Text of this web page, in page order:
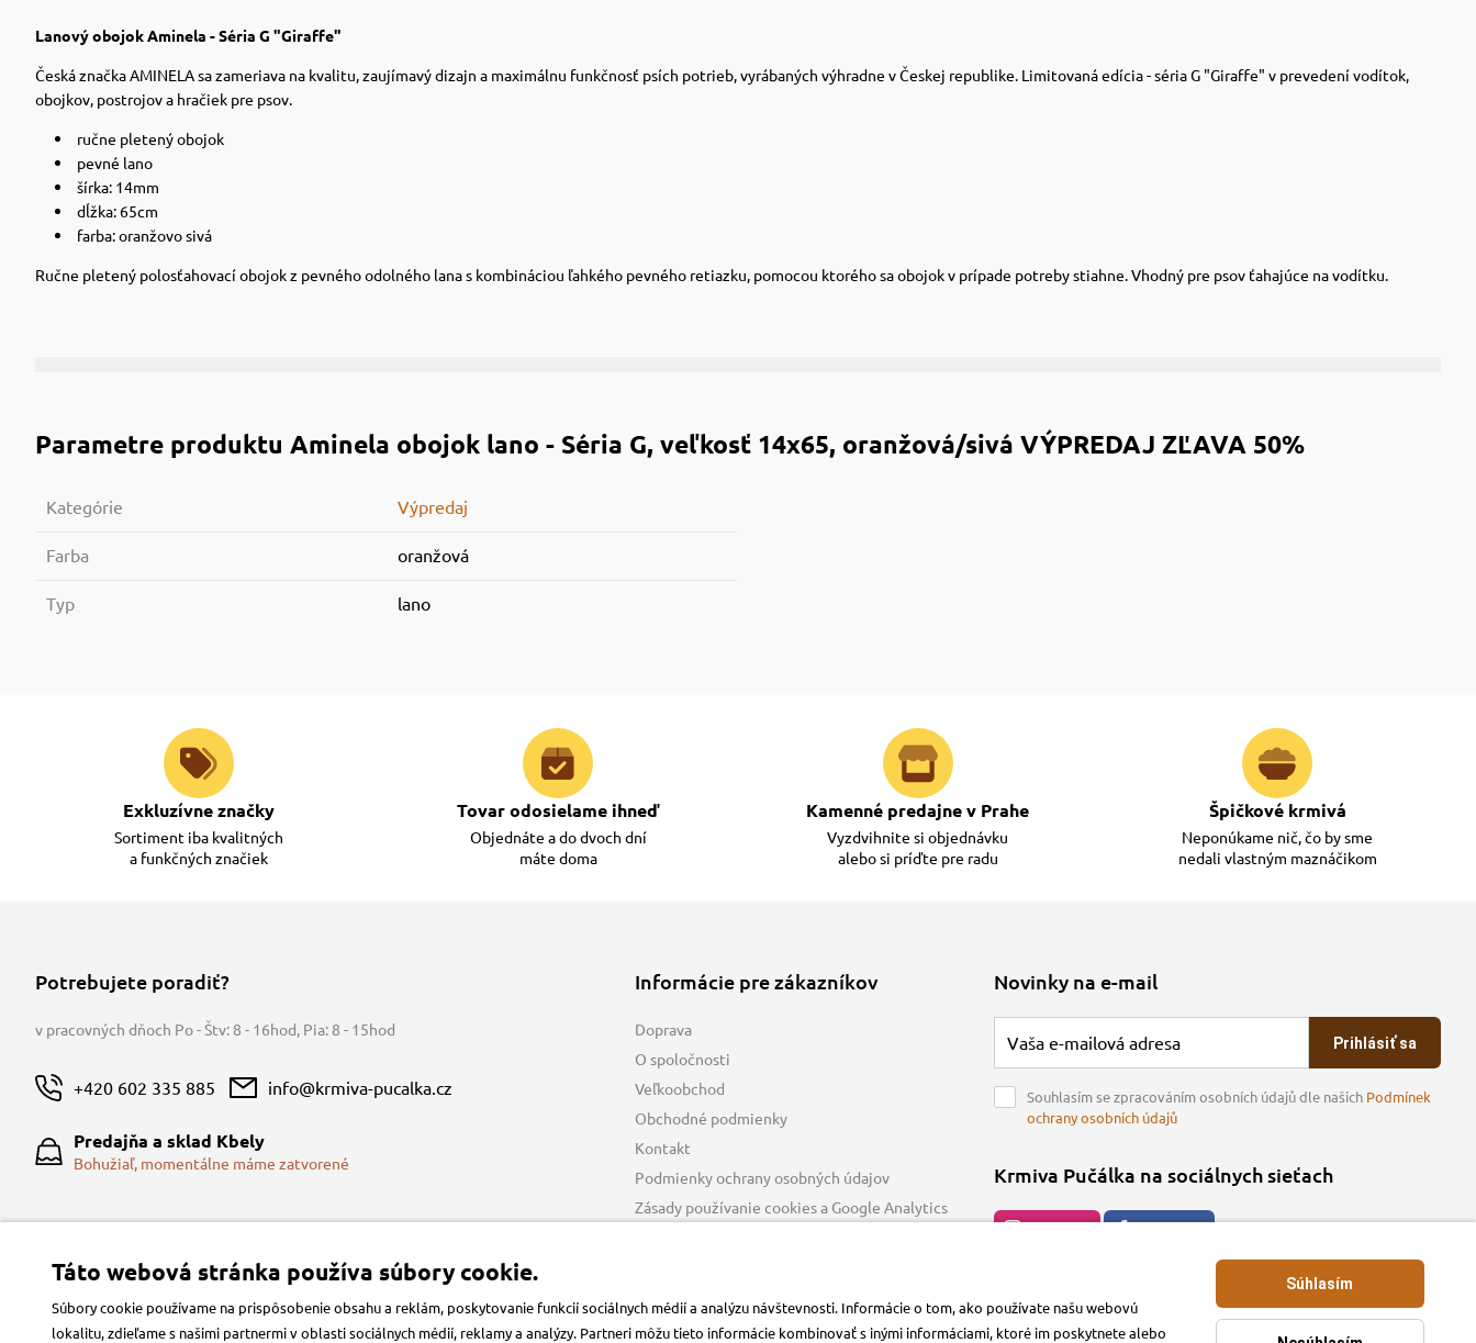
Lanový obojok Aminela - Séria G "Giraffe"
Česká značka AMINELA sa zameriava na kvalitu, zaujímavý dizajn a maximálnu funkčnosť psích potrieb, vyrábaných výhradne v Českej republike. Limitovaná edícia - séria G "Giraffe" v prevedení vodítok,
obojkov, postrojov a hračiek pre psov.
ručne pletený obojok
pevné lano
šírka: 14mm
dĺžka: 65cm
farba: oranžovo sivá
Ručne pletený polosťahovací obojok z pevného odolného lana s kombináciou ľahkého pevného retiazku, pomocou ktorého sa obojok v prípade potreby stiahne. Vhodný pre psov ťahajúce na vodítku.
Parametre produktu Aminela obojok lano - Séria G, veľkosť 14x65, oranžová/sivá VÝPREDAJ ZĽAVA 50%
Kategórie Výpredaj
Farba oranžová
Typ lano
Exkluzívne značky
Sortiment iba kvalitných
a funkčných značiek
Tovar odosielame ihneď
Objednáte a do dvoch dní
máte doma
Kamenné predajne v Prahe
Vyzdvihnite si objednávku
alebo si príďte pre radu
Špičkové krmivá
Neponúkame nič, čo by sme
nedali vlastným maznáčikom
Potrebujete poradiť?
v pracovných dňoch Po - Štv: 8 - 16hod, Pia: 8 - 15hod
+420 602 335 885 info@krmiva-pucalka.cz
Predajňa a sklad Kbely
Bohužiaľ, momentálne máme zatvorené
Informácie pre zákazníkov
Doprava
O spoločnosti
Veľkoobchod
Obchodné podmienky
Kontakt
Podmienky ochrany osobných údajov
Zásady používanie cookies a Google Analytics
Novinky na e-mail
Prihlásiť sa
Souhlasím se zpracováním osobních údajů dle našich Podmínek
ochrany osobních údajů
Krmiva Pučálka na sociálnych sieťach
Táto webová stránka používa súbory cookie.
Súbory cookie používame na prispôsobenie obsahu a reklám, poskytovanie funkcií sociálnych médií a analýzu návštevnosti. Informácie o tom, ako používate našu webovú
lokalitu, zdieľame s našimi partnermi v oblasti sociálnych médií, reklamy a analýzy. Partneri môžu tieto informácie kombinovať s inými informáciami, ktoré im poskytnete alebo
Súhlasím